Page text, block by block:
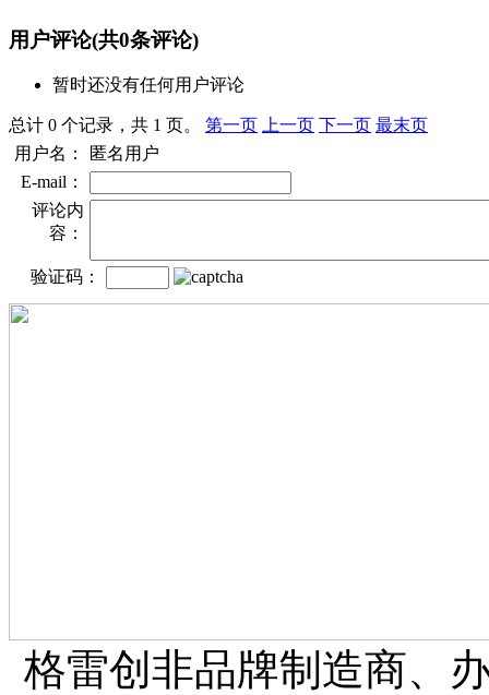
用户评论(共0条评论)
暂时还没有任何用户评论
总计 0 个记录，共 1 页。 第一页 上一页 下一页 最末页
用户名：
匿名用户
E-mail：
评论内
容：
验证码：
格雷创非品牌制造商、